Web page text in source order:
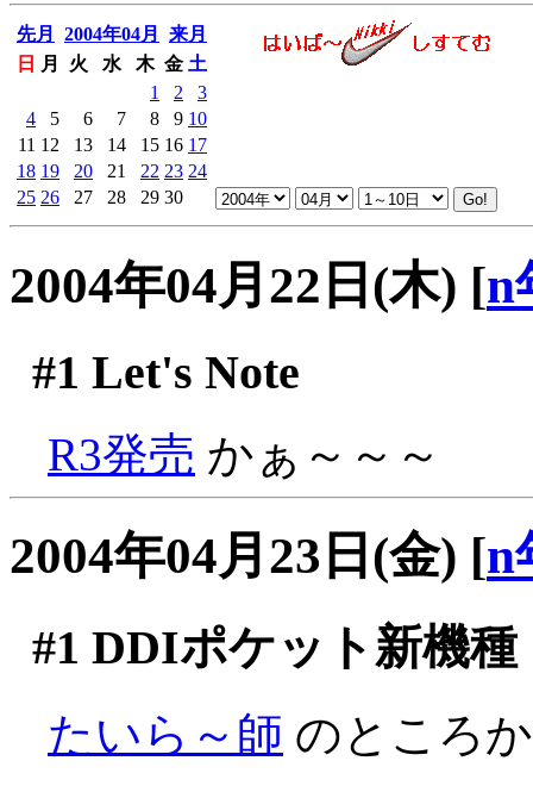
先月 2004年04月
来月
日
月 火 水 木 金 土
1
2
3
4
5 6 7 8 9 10
11 12 13 14 15 16 17
18 19 20 21 22 23 24
25 26 27 28 29 30
2004年04月22日(木) [n
#1 Let's Note
R3発売 かぁ～～～
2004年04月23日(金) [n
#1 DDIポケット新機種
たいら～師 のところ